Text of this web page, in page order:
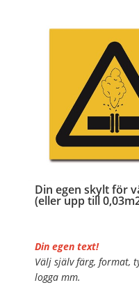
Din egen skylt för
(eller upp till
Din egen text!
Välj själv färg, format,
logga mm.